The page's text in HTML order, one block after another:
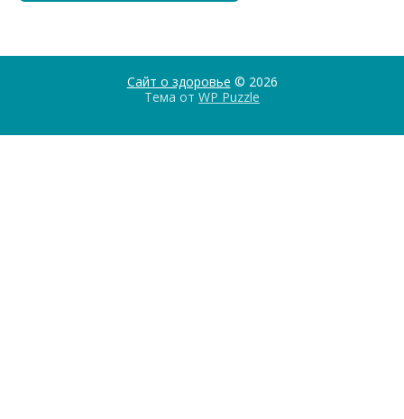
Сайт о здоровье © 2026
Тема от WP Puzzle